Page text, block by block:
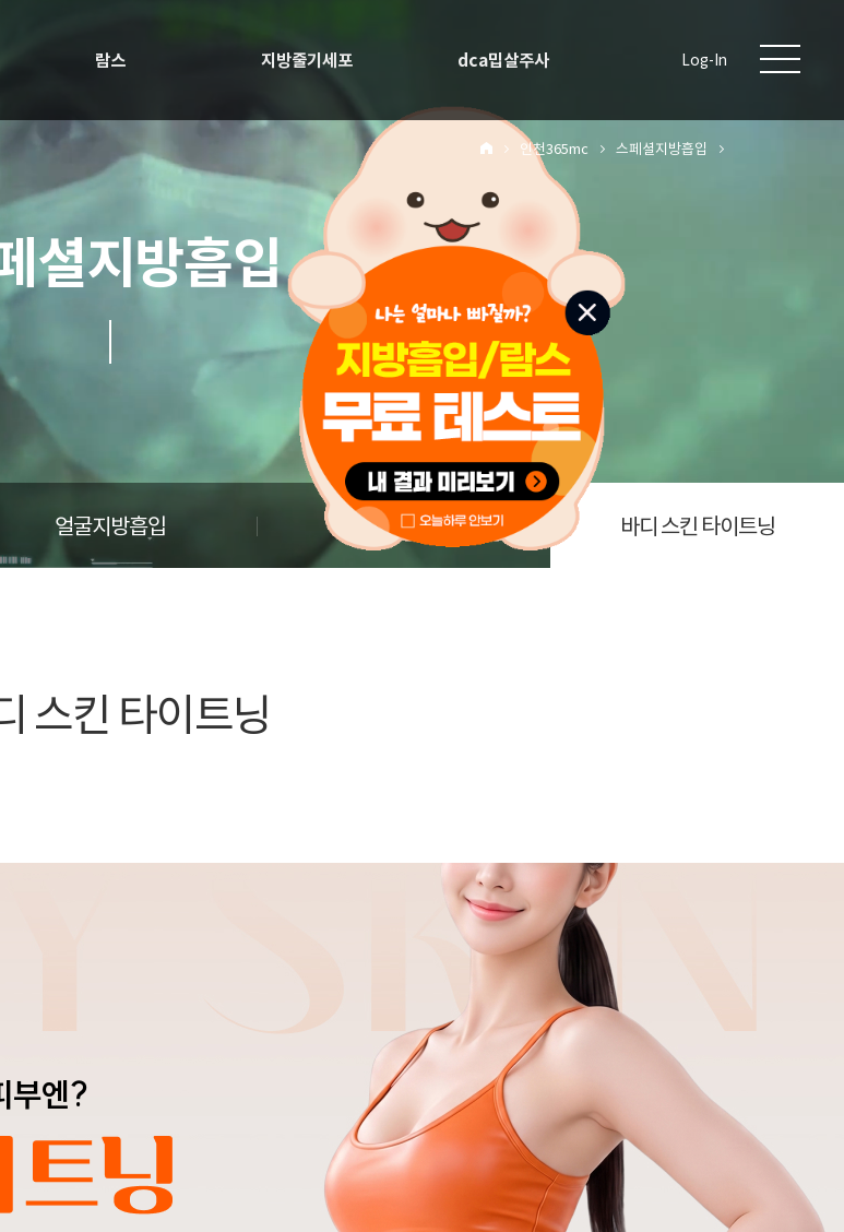
람스 지방줄기세포 dca밉살주사 Log-In
인천365mc 스페셜지방흡입
셜지방흡입
얼굴지방흡입 웨딩에디션 깍드레 바디 스킨 타이트닝
스킨 타이트닝
부엔?